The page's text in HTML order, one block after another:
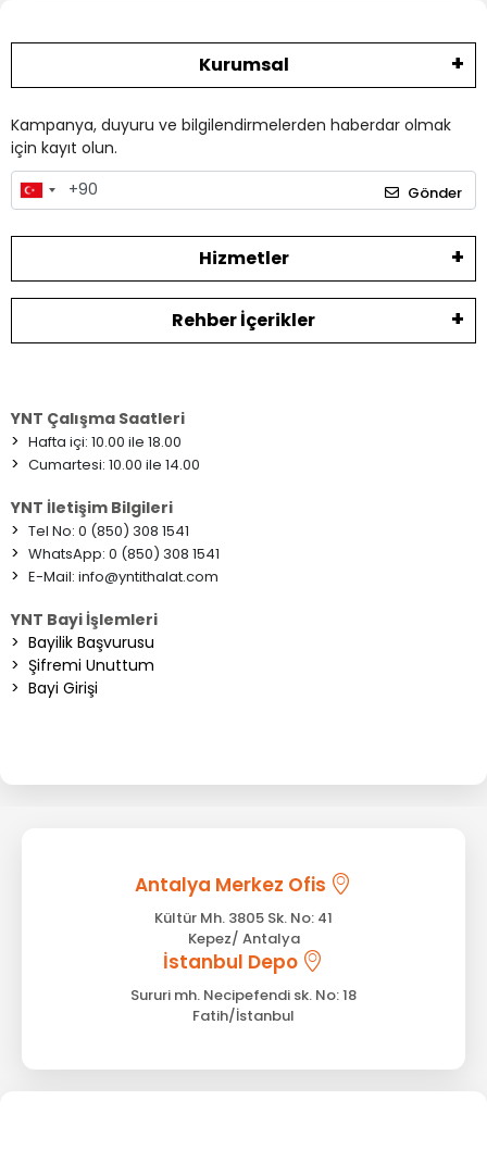
Kurumsal
Kampanya, duyuru ve bilgilendirmelerden haberdar olmak
için kayıt olun.
Gönder
Hizmetler
Rehber İçerikler
YNT Çalışma Saatleri
> Hafta içi: 10.00 ile 18.00
> Cumartesi: 10.00 ile 14.00
YNT İletişim Bilgileri
> Tel No: 0 (850) 308 1541
> WhatsApp: 0 (850) 308 1541
> E-Mail: info@yntithalat.com
YNT Bayi İşlemleri
> Bayilik Başvurusu
> Şifremi Unuttum
> Bayi Girişi
Antalya Merkez Ofis
Kültür Mh. 3805 Sk. No: 41
Kepez/ Antalya
İstanbul Depo
Sururi mh. Necipefendi sk. No: 18
Fatih/İstanbul